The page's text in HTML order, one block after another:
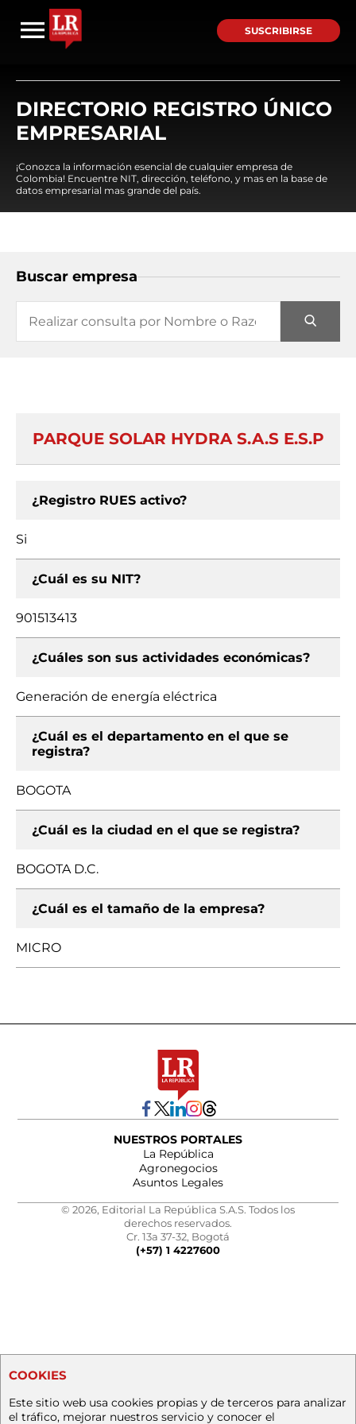
SUSCRIBIRSE
DIRECTORIO REGISTRO ÚNICO
EMPRESARIAL
¡Conozca la información esencial de cualquier empresa de
Colombia! Encuentre NIT, dirección, teléfono, y mas en la base de
datos empresarial mas grande del país.
Buscar empresa
PARQUE SOLAR HYDRA S.A.S E.S.P
¿Registro RUES activo?
Si
¿Cuál es su NIT?
901513413
¿Cuáles son sus actividades económicas?
Generación de energía eléctrica
¿Cuál es el departamento en el que se
registra?
BOGOTA
¿Cuál es la ciudad en el que se registra?
BOGOTA D.C.
¿Cuál es el tamaño de la empresa?
MICRO
NUESTROS PORTALES
La República
Agronegocios
Asuntos Legales
© 2026, Editorial La República S.A.S. Todos los
derechos reservados.
Cr. 13a 37-32, Bogotá
(+57) 1 4227600
COOKIES
Este sitio web usa cookies propias y de terceros para analizar
el tráfico, mejorar nuestros servicio y conocer el